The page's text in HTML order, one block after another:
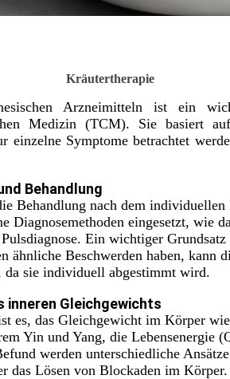
Kräutertherapie
Arzneimitteln ist ein
Medizin (TCM). Sie basiert
einzelne Symptome betrachtet
Behandlung
Behandlung nach dem individuellen
Diagnosemethoden eingesetzt, wie
Ein wichtiger Grundsatz
ähnliche Beschwerden haben, kann
da sie individuell abgestimmt wird.
inneren Gleichgewichts
es, das Gleichgewicht im Körper
Yin und Yang, die Lebensenergie
werden unterschiedliche
das Lösen von Blockaden im Körper.